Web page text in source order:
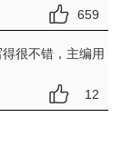
659
得很不错，主编用
12